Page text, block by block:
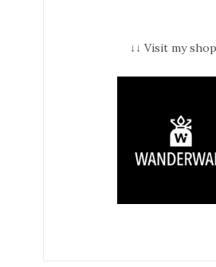
↓↓ Visit my